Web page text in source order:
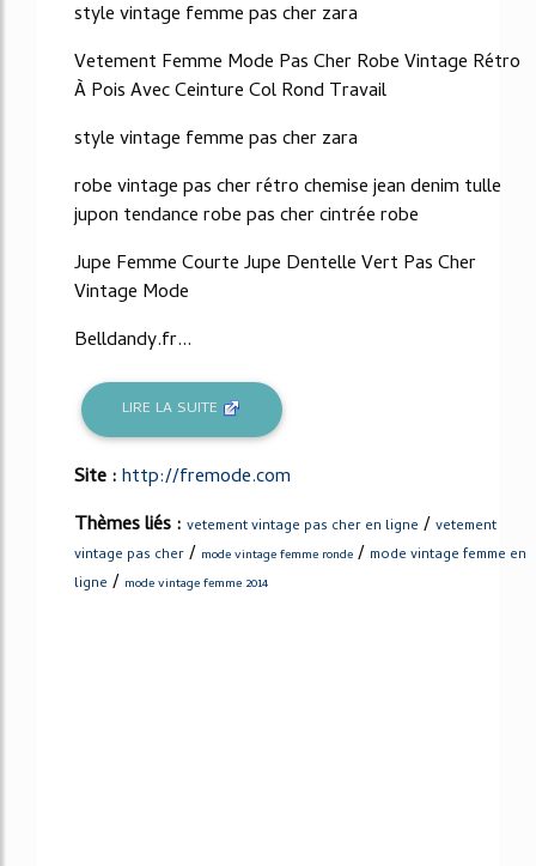
style vintage femme pas cher zara
Vetement Femme Mode Pas Cher Robe Vintage Rétro
À Pois Avec Ceinture Col Rond Travail
style vintage femme pas cher zara
robe vintage pas cher rétro chemise jean denim tulle
jupon tendance robe pas cher cintrée robe
Jupe Femme Courte Jupe Dentelle Vert Pas Cher
Vintage Mode
Belldandy.fr...
LIRE LA SUITE
Site :http://fremode.com
Thèmes liés : vetement vintage pas cher en ligne / vetement
vintage pas cher / mode vintage femme ronde / mode vintage femme en
ligne / mode vintage femme 2014